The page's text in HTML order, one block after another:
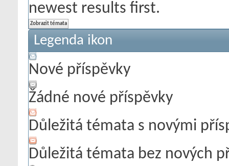
newest results first.
Legenda ikon
Nové příspěvky
Žádné nové příspěvky
Důležitá témata s novými
Důležitá témata bez nových